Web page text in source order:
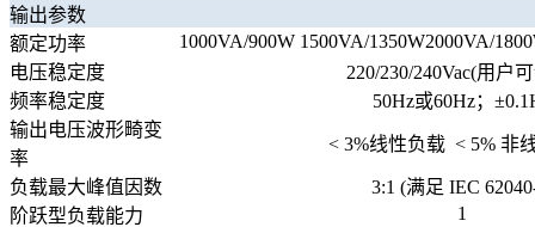
输出参数
额定功率
1000VA/900W 1500VA/1350W2000VA/
电压稳定度
220/230/240Vac(用户
频率稳定度
50Hz或60Hz；±
输出电压波形畸变
率
< 3%线性负载 < 5% 非
负载最大峰值因数 3:1 (满足 IEC
阶跃型负载能力
1